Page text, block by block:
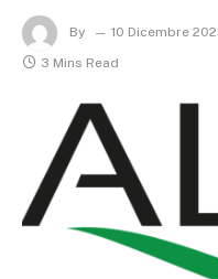
By 10 Dicembre
3 Mins Read